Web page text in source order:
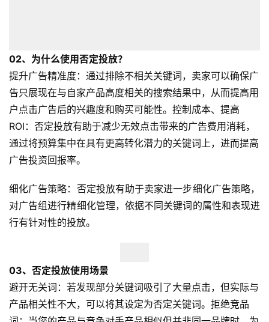
02、 为什么使用否定投放？
提升广告精准度：通过排除不相关关键词，卖家可以确保广
告只展现在与自家产品高度相关的搜索结果中，从而提高用
户点击广告后的兴趣度和购买可能性。控制成本、提高
ROI：否定投放有助于减少无效点击带来的广告费用消耗，
通过将预算集中在具有更高转化潜力的关键词上，进而提高
广告投资回报率。
细化广告策略：否定投放有助于卖家进一步细化广告策略，
对广告组进行精细化管理，依据不同关键词的属性和表现进
行有针对性的投放。
03、 否定投放使用场景
避开无关词：若发现部分关键词吸引了大量点击，但实际与
产品相关性不大，可以将其设定为否定关键词。拒绝竞品